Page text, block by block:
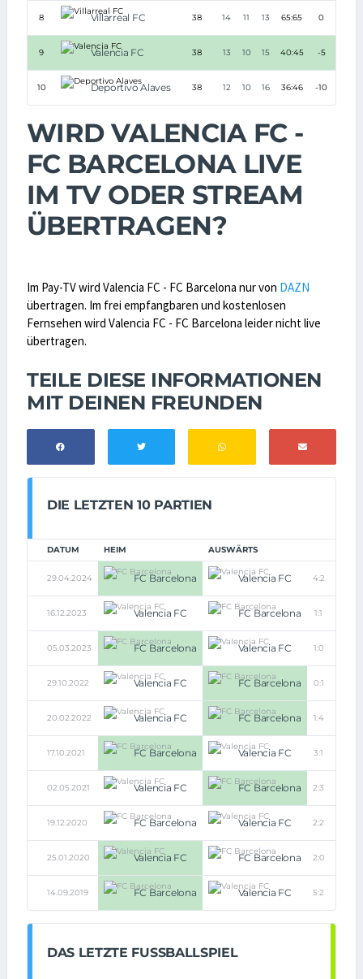
8 Villarreal FC 38 14 11 13 65:65 0
9 Valencia FC 38 13 10 15 40:45 -5
10 Deportivo Alaves 38 12 10 16 36:46 -10
WIRD VALENCIA FC -
FC BARCELONA LIVE
IM TV ODER STREAM
ÜBERTRAGEN?
Im Pay-TV wird Valencia FC - FC Barcelona nur von DAZN
übertragen. Im frei empfangbaren und kostenlosen
Fernsehen wird Valencia FC - FC Barcelona leider nicht live
übertragen.
TEILE DIESE INFORMATIONEN
MIT DEINEN FREUNDEN
DIE LETZTEN 10 PARTIEN
DATUM HEIM AUSWÄRTS
29.04.2024 FC Barcelona Valencia FC 4:2
16.12.2023 Valencia FC FC Barcelona 1:1
05.03.2023 FC Barcelona Valencia FC 1:0
29.10.2022 Valencia FC FC Barcelona 0:1
20.02.2022 Valencia FC FC Barcelona 1:4
17.10.2021 FC Barcelona Valencia FC 3:1
02.05.2021 Valencia FC FC Barcelona 2:3
19.12.2020 FC Barcelona Valencia FC 2:2
25.01.2020 Valencia FC FC Barcelona 2:0
14.09.2019 FC Barcelona Valencia FC 5:2
DAS LETZTE FUSSBALLSPIEL